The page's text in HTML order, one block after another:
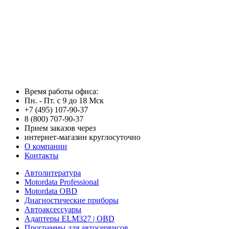
Время работы офиса:
Пн. - Пт. с 9 до 18 Мск
+7 (495) 107-90-37
8 (800) 707-90-37
Прием заказов через
интернет-магазин круглосуточно
О компании
Контакты
Автолитература
Motordata Professional
Motordata OBD
Диагностические приборы
Автоаксессуары
Адаптеры ELM327 | OBD